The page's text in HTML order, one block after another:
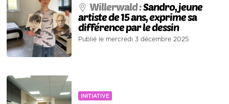
Willerwald :Sandro, jeune
artiste de 15 ans, exprime sa
différence par le dessin
Publié le mercredi 3 décembre 2025
INITIATIVE